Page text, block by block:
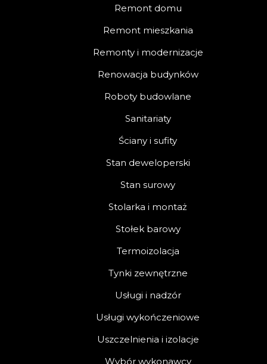
Remont domu
Remont mieszkania
Remonty i modernizacje
Renowacja budynków
Roboty budowlane
Sanitariaty
Ściany i sufity
Stan deweloperski
Stan surowy
Stolarka i montaż
Stołek barowy
Termoizolacja
Tynki zewnętrzne
Usługi i nadzór
Usługi wykończeniowe
Uszczelnienia i izolacje
Wybór wykonawcy